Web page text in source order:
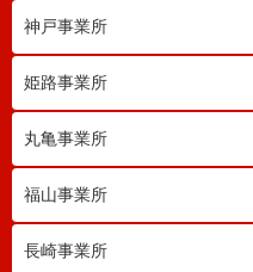
神戸事業所
姫路事業所
丸亀事業所
福山事業所
長崎事業所